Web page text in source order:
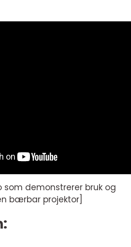
som demonstrerer bruk og
bærbar projektor]